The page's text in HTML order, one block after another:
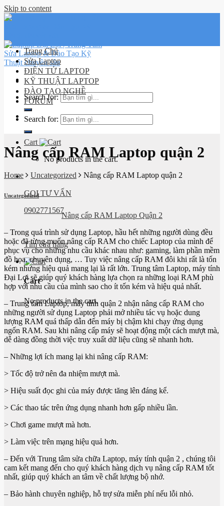
Skip to content
Search for:
Lịch sử
Cart
No products in the cart.
GỌI TƯ VẤN
0902771567
Tìm cửa hàng
Cart
No products in the cart.
Trang Chủ
Sửa Laptop
ĐIỆN TỬ LAPTOP
KỸ THUẬT LAPTOP
ĐÀO TẠO NGHỀ
FORUM
Search for:
Nâng cấp RAM Laptop quận 2
Home Uncategorized Nâng cấp RAM Laptop quận 2
Uncategorized
Nâng cấp RAM Laptop Quận 2
– Trong quá trình sử dụng Laptop, hầu hết những người dùng đều
hoặc đã từng muốn nâng cấp RAM cho chiếc Laptop của mình để
phục vụ cho những nhu cầu khác nhau như: gaming, làm phần mềm
đồ họa, chuyên dụng, … Tuy việc nâng cấp RAM đôi khi rất là tốn
kém nhưng hiệu quả mang lại là rất lớn. Trung tâm Laptop, máy tính
Đại Lợi sẽ giúp quý khách hàng lựa chọn ra những loại RAM phù
hợp với nhu cầu của mình sao cho ít tốn kém và hiệu quả nhất.
– Trung tâm Laptop, máy tính quận 2 nhận nâng cấp RAM cho
những người sử dụng Laptop phải mở nhiều tác vụ hoặc dung
lượng RAM quá thấp dẫn đến máy bị chậm khi chạy ứng dụng
ngốn RAM. Sau khi nâng cấp máy sẽ hoạt động một cách mượt mà,
dễ dàng đồng thời việc truy xuất dữ liệu cũng sẽ nhanh hơn.
– Những lợi ích mang lại khi nâng cấp RAM:
> Tốc độ trở nên đa nhiệm mượt mà.
> Hiệu suất đọc ghi của máy được tăng lên đáng kể.
> Các thao tác trên ứng dụng nhanh hơn gấp nhiều lần.
> Chơi game mượt mà hơn.
> Làm việc trên mạng hiệu quả hơn.
– Đến với Trung tâm sửa chữa Laptop, máy tính quận 2 , chúng tôi
cam kết mang đến cho quý khách hàng dịch vụ nâng cấp RAM tốt
nhất, giúp quý khách an tâm về chất lượng bộ nhớ.
– Bảo hành chuyên nghiệp, hỗ trợ sửa miễn phí nếu lỗi nhỏ.